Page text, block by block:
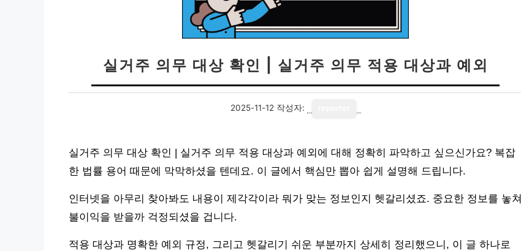
실거주 의무 대상 확인 | 실거주 의무 적용 대상과 예외
2025-11-12 작성자:
실거주 의무 대상 확인 | 실거주 의무 적용 대상과 예외에 대해 정확히 파악하고 싶으신가요? 복잡
한 법률 용어 때문에 막막하셨을 텐데요. 이 글에서 핵심만 뽑아 쉽게 설명해 드립니다.
인터넷을 아무리 찾아봐도 내용이 제각각이라 뭐가 맞는 정보인지 헷갈리셨죠. 중요한 정보를 놓쳐
불이익을 받을까 걱정되셨을 겁니다.
적용 대상과 명확한 예외 규정, 그리고 헷갈리기 쉬운 부분까지 상세히 정리했으니, 이 글 하나로